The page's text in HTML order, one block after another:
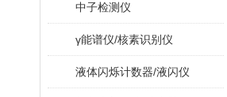
中子检测仪
γ能谱仪/核素识别仪
液体闪烁计数器/液闪仪